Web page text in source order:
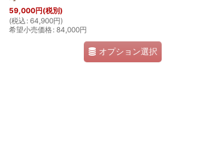
59,000円(税別)
(税込 : 64,900円)
希望小売価格: 84,000円
オプション選択